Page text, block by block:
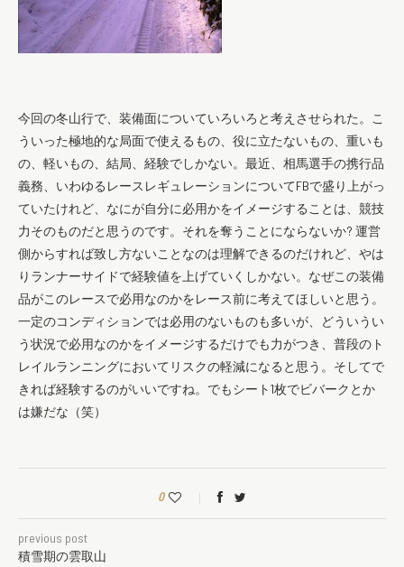
今回の冬山行で、装備面についていろいろと考えさせられた。こ
ういった極地的な局面で使えるもの、役に立たないもの、重いも
の、軽いもの、結局、経験でしかない。最近、相馬選手の携行品
義務、いわゆるレースレギュレーションについてFBで盛り上がっ
ていたけれど、なにが自分に必用かをイメージすることは、競技
力そのものだと思うのです。それを奪うことにならないか? 運営
側からすれば致し方ないことなのは理解できるのだけれど、やは
りランナーサイドで経験値を上げていくしかない。なぜこの装備
品がこのレースで必用なのかをレース前に考えてほしいと思う。
一定のコンディションでは必用のないものも多いが、どういうい
う状況で必用なのかをイメージするだけでも力がつき、普段のト
レイルランニングにおいてリスクの軽減になると思う。そしてで
きれば経験するのがいいですね。でもシート1枚でビバークとか
は嫌だな（笑）
0
previous post
積雪期の雲取山